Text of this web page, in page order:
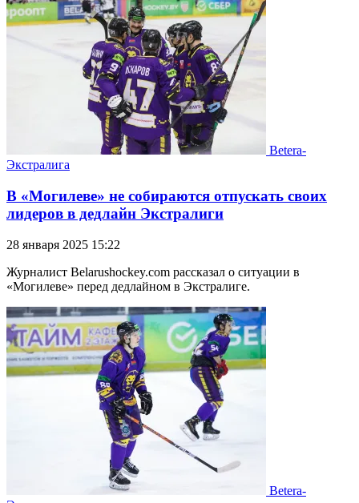
Betera-
Экстралига
В «Могилеве» не собираются отпускать своих
лидеров в дедлайн Экстралиги
28 января 2025 15:22
Журналист Belarushockey.com рассказал о ситуации в
«Могилеве» перед дедлайном в Экстралиге.
Betera-